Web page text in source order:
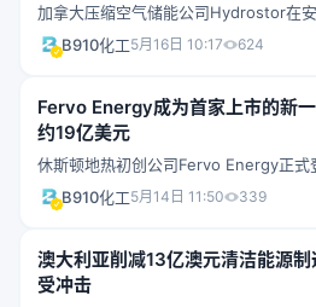
加拿大压缩空气储能公司Hydrostor在
Quinte能源储存中心项目。首期500
GW/16 GWh，设计寿命50年。项目预
B910化工5月16日 10:17 624
Fervo Energy成为首家上市的新
约19亿美元
休斯顿地热初创公司Fervo Energy正式
19亿美元，估值约77亿美元。这是首家
上市，标志着地热能产业进入商业化新阶
B910化工5月14日 11:50 339
澳大利亚削减13亿澳元清洁能源
受冲击